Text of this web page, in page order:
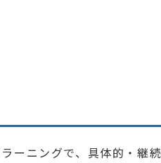
ーニングで、具体的・継